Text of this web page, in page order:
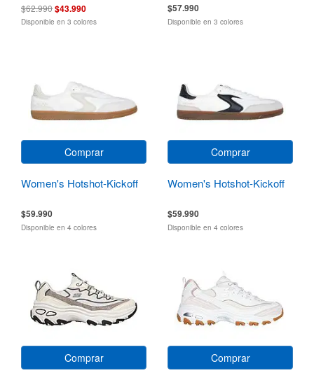
$62.990$43.990
Disponible en 3 colores
$57.990
Disponible en 3 colores
Comprar
Women's Hotshot-Kickoff
$59.990
Disponible en 4 colores
Comprar
Women's Hotshot-Kickoff
$59.990
Disponible en 4 colores
Comprar Comprar